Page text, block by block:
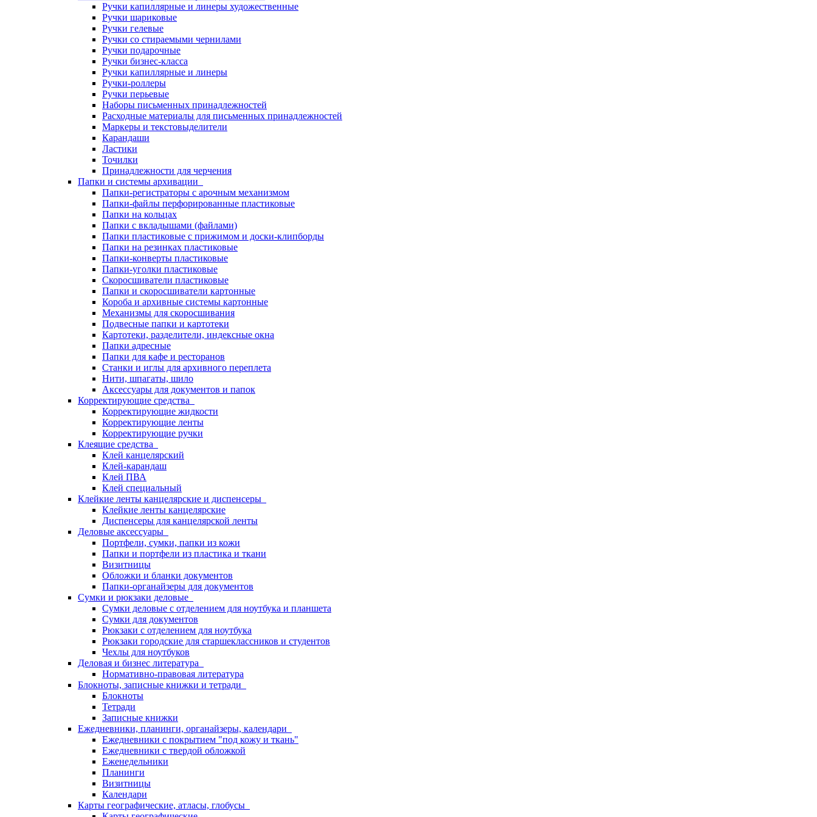
Ручки капиллярные и линеры художественные
Ручки шариковые
Ручки гелевые
Ручки со стираемыми чернилами
Ручки подарочные
Ручки бизнес-класса
Ручки капиллярные и линеры
Ручки-роллеры
Ручки перьевые
Наборы письменных принадлежностей
Расходные материалы для письменных принадлежностей
Маркеры и текстовыделители
Карандаши
Ластики
Точилки
Принадлежности для черчения
Папки и системы архивации
Папки-регистраторы с арочным механизмом
Папки-файлы перфорированные пластиковые
Папки на кольцах
Папки с вкладышами (файлами)
Папки пластиковые с прижимом и доски-клипборды
Папки на резинках пластиковые
Папки-конверты пластиковые
Папки-уголки пластиковые
Скоросшиватели пластиковые
Папки и скоросшиватели картонные
Короба и архивные системы картонные
Механизмы для скоросшивания
Подвесные папки и картотеки
Картотеки, разделители, индексные окна
Папки адресные
Папки для кафе и ресторанов
Станки и иглы для архивного переплета
Нити, шпагаты, шило
Аксессуары для документов и папок
Корректирующие средства
Корректирующие жидкости
Корректирующие ленты
Корректирующие ручки
Клеящие средства
Клей канцелярский
Клей-карандаш
Клей ПВА
Клей специальный
Клейкие ленты канцелярские и диспенсеры
Клейкие ленты канцелярские
Диспенсеры для канцелярской ленты
Деловые аксессуары
Портфели, сумки, папки из кожи
Папки и портфели из пластика и ткани
Визитницы
Обложки и бланки документов
Папки-органайзеры для документов
Сумки и рюкзаки деловые
Сумки деловые с отделением для ноутбука и планшета
Сумки для документов
Рюкзаки с отделением для ноутбука
Рюкзаки городские для старшеклассников и студентов
Чехлы для ноутбуков
Деловая и бизнес литература
Нормативно-правовая литература
Блокноты, записные книжки и тетради
Блокноты
Тетради
Записные книжки
Ежедневники, планинги, органайзеры, календари
Ежедневники с покрытием "под кожу и ткань"
Ежедневники с твердой обложкой
Еженедельники
Планинги
Визитницы
Календари
Карты географические, атласы, глобусы